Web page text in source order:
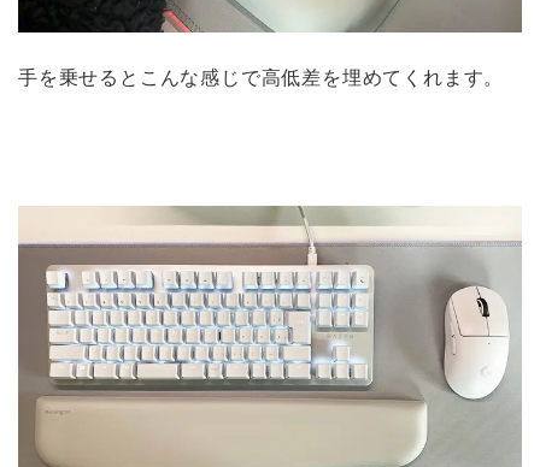
手を乗せるとこんな感じで高低差を埋めてくれます。